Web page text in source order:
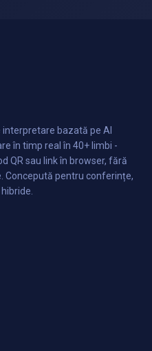
bazată pe AI
în timp real în 40+ limbi -
QR sau link în browser, fără
Concepută pentru conferințe,